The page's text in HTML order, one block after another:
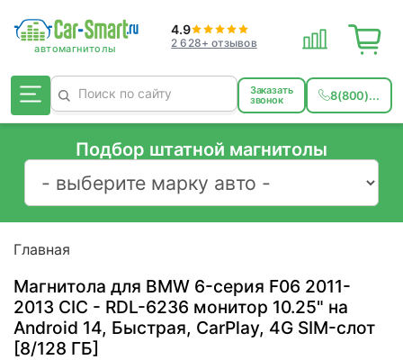
4.9
2 628+ отзывов
Заказать
звонок 8(800)...
Подбор штатной магнитолы
Главная
Магнитола для BMW 6-серия F06 2011-
2013 CIC - RDL-6236 монитор 10.25" на
Android 14, Быстрая, CarPlay, 4G SIM-слот
[8/128 ГБ]